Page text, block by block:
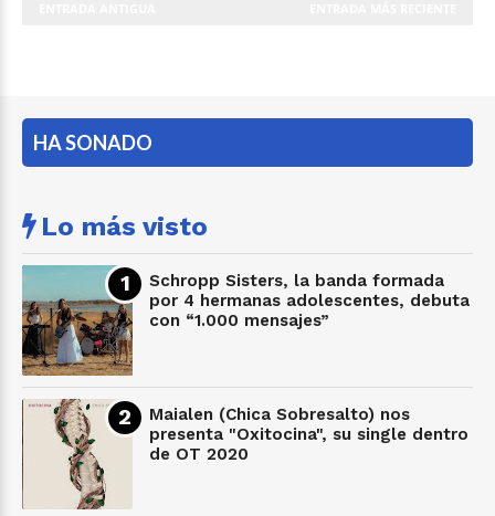
HA SONADO
Lo más visto
Schropp Sisters, la banda formada
por 4 hermanas adolescentes, debuta
con “1.000 mensajes”
Maialen (Chica Sobresalto) nos
presenta "Oxitocina", su single dentro
de OT 2020